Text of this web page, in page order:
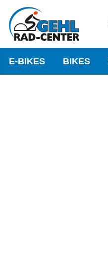
E-BIKES BIKES